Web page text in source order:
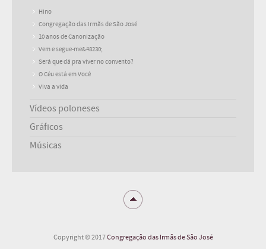
Hino
Congregação das Irmãs de São José
10 anos de Canonização
Vem e segue-me&#8230;
Será que dá pra viver no convento?
O Céu está em Você
Viva a vida
Vídeos poloneses
Gráficos
Músicas
Copyright © 2017Congregação das Irmãs de São José